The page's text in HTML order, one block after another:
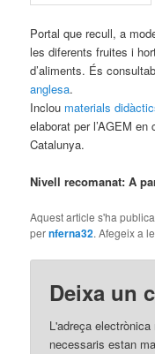
Portal que recull, a
les diferents fruites i
d’aliments. És
anglesa.
Inclou materials
elaborat per l’AGEM
Catalunya.
Nivell recomanat: A
Aquest article s'ha
pernferna32. Afegeix a
Deixa un
L'adreça
necessaris estan